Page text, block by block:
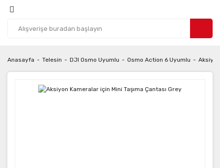
Anasayfa Telesin DJI Osmo Uyumlu Osmo Action 6 Uyumlu